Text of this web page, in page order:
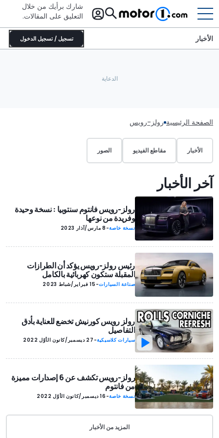
شارك برأيك من خلال
التعليق على المقالات.
تسجيل / تسجيل الدخول الأخبار
الصفحة الرئيسية رولز-رويس
الأخبار مقاطع الفيديو الصور
آخر الأخبار
رولز-رويس فانتوم سنتوبيا : نسخة وحيدة
وفريدة من نوعها
نسخة خاصة- 8 مارس/آذار 2023
رئيس رولز-رويس يؤكد أن الطرازات
المقبلة ستكون كهربائية بالكامل
صناعة السيارات- 15 فبراير/شباط 2023
رولز رويس كورنيش تخضع للعناية بأدق
التفاصيل
سيارات كلاسيكية- 27 ديسمبر/كانون الأوّل 2022
رولز-رويس تكشف عن 6 إصدارات مميزة
من فانتوم
نسخة خاصة- 16 ديسمبر/كانون الأوّل 2022
المزيد من الأخبار